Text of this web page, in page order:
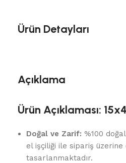
Ürün Detayları
Açıklama
Ürün Açıklaması:
Doğal ve Zarif: %100
el işçiliği ile sipariş
tasarlanmaktadır.